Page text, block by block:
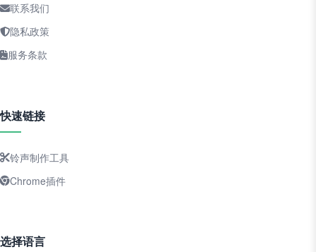
联系我们
隐私政策
服务条款
快速链接
铃声制作工具
Chrome插件
选择语言